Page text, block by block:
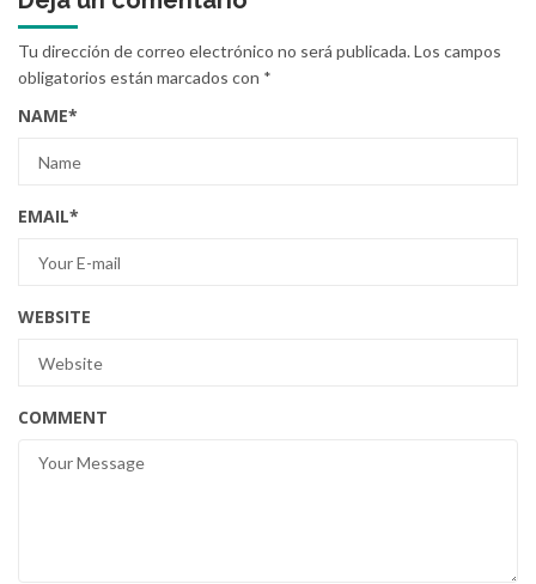
Tu dirección de correo electrónico no será publicada.Los campos
obligatorios están marcados con *
NAME*
EMAIL*
WEBSITE
COMMENT